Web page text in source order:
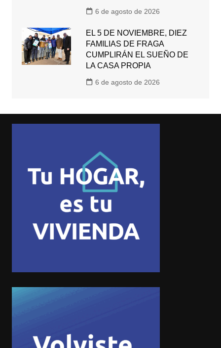
6 de agosto de 2026
EL 5 DE NOVIEMBRE, DIEZ
FAMILIAS DE FRAGA
CUMPLIRÁN EL SUEÑO DE
LA CASA PROPIA
6 de agosto de 2026